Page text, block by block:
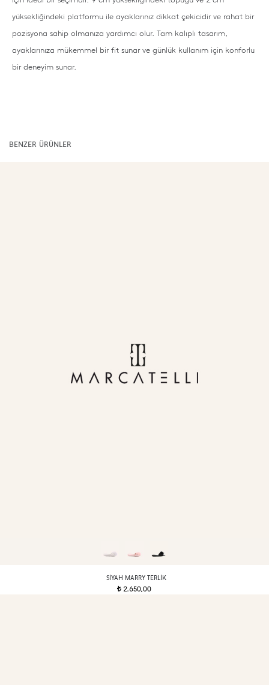
yüksekliğindeki platformu ile ayaklarınız dikkat çekicidir ve rahat bir
pozisyona sahip olmanıza yardımcı olur. Tam kalıplı tasarım,
ayaklarınıza mükemmel bir fit sunar ve günlük kullanım için konforlu
bir deneyim sunar.
BENZER ÜRÜNLER
SIYAH MARRY TERLIK
t2.650,00